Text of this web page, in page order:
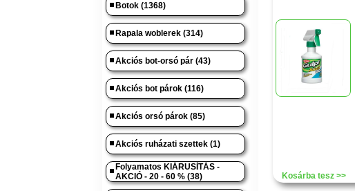
Botok (1368)
Rapala woblerek (314)
Akciós bot-orsó pár (43)
Akciós bot párok (116)
Akciós orsó párok (85)
Akciós ruházati szettek (1)
Folyamatos KIÁRUSÍTÁS -
AKCIÓ - 20 - 60 % (38)
Kosárba tesz >>